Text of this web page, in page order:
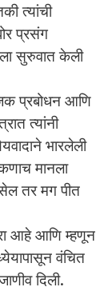
त्यांची
प्रसंग
सुरुवात केली
प्रबोधन आणि
त्यांनी
भारलेली
मानला
तर मग पीत
आहे आणि म्हणून
वंचित
दिली.